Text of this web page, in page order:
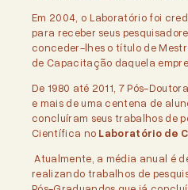
Em 2004, o Laboratório foi
para receber seus
conceder-lhes o título de
de Capacitação daquela
De 1980 até 2011, 7 Pós-
e mais de uma centena de
concluíram seus trabalhos de
Científica no Laboratório de
Atualmente, a média anual é
realizando trabalhos de